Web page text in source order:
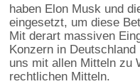
haben Elon Musk und
eingesetzt, um diese
Mit derart massiven
Konzern in
uns mit allen Mitteln zu
rechtlichen Mitteln.